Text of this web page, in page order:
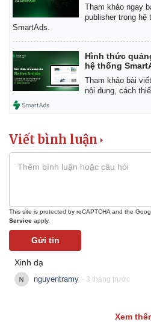
Tham khảo ngay
publisher trong hệ
SmartAds.
Hình thức
hệ thống
Tham khảo bài
nội dung, cách
Viết bình luận
This site is protected by reCAPTCHA and the
Service apply.
Gửi tin
Xinh dạ
nguyentramy - 3 tháng trước
Xem